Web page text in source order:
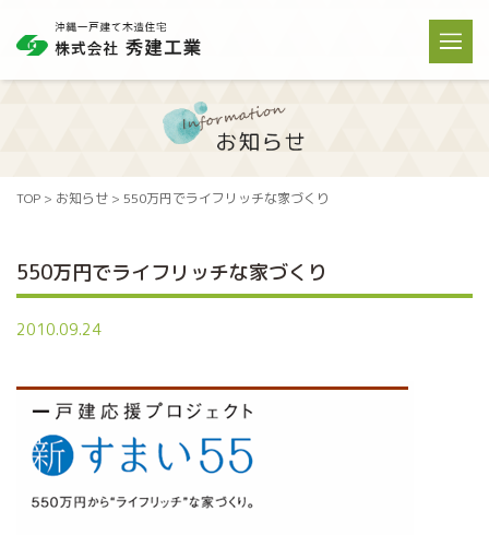
TOP > お知らせ > 550万円でライフリッチな家づくり
550万円でライフリッチな家づくり
2010.09.24